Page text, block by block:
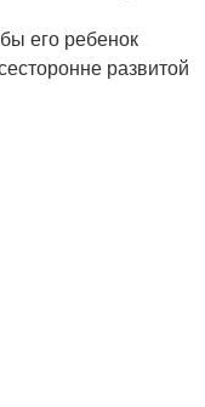
его ребенок
развитой